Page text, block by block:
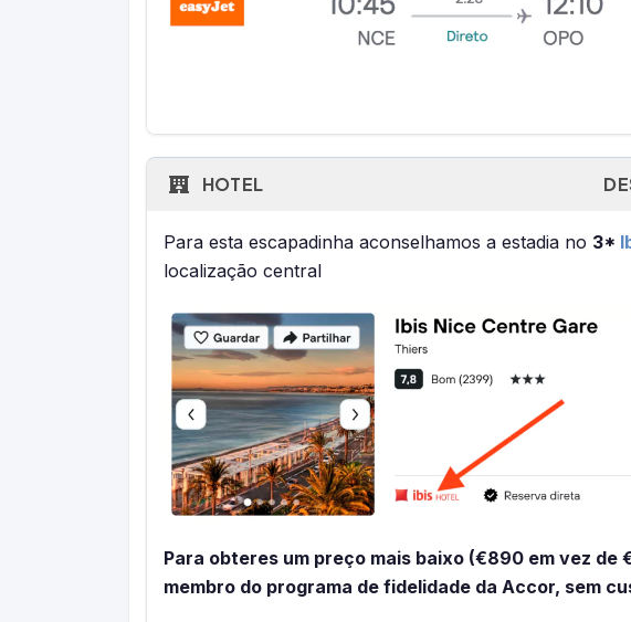
HOTEL
Para esta escapadinha aconselhamos a estadia no 3*
localização central
Para obteres um preço mais baixo (€890 em vez
membro do programa de fidelidade da Accor, sem